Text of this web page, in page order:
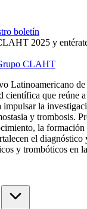
boletín
2025 y
CLAHT
Latinoamericano
que reúne a
la
y trombosis.
la
el diagnóstico
y trombóticos en